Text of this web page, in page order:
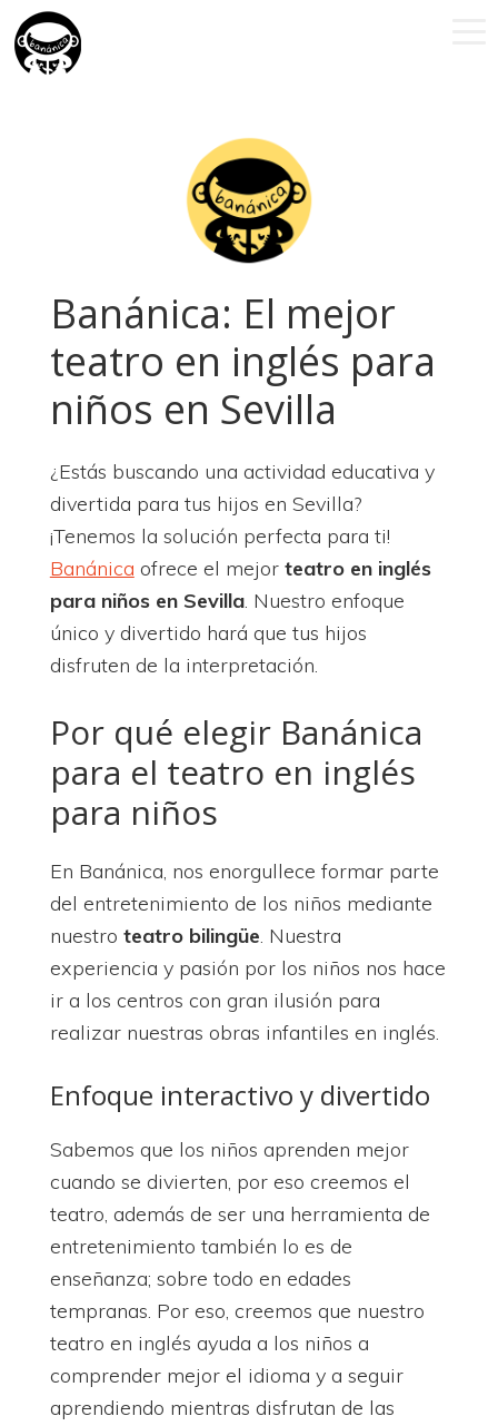
Saltar
Saltar
al
contenido
Saltar
Banánica: El mejor
teatro en inglés para
niños en Sevilla
¿Estás buscando una actividad educativa y
divertida para tus hijos en Sevilla?
¡Tenemos la solución perfecta para ti!
Banánica ofrece el mejor teatro en inglés
para niños en Sevilla. Nuestro enfoque
único y divertido hará que tus hijos
disfruten de la interpretación.
Por qué elegir Banánica
para el teatro en inglés
para niños
En Banánica, nos enorgullece formar parte
del entretenimiento de los niños mediante
nuestro teatro bilingüe. Nuestra
experiencia y pasión por los niños nos hace
ir a los centros con gran ilusión para
realizar nuestras obras infantiles en inglés.
Enfoque interactivo y divertido
Sabemos que los niños aprenden mejor
cuando se divierten, por eso creemos el
teatro, además de ser una herramienta de
entretenimiento también lo es de
enseñanza; sobre todo en edades
tempranas. Por eso, creemos que nuestro
teatro en inglés ayuda a los niños a
comprender mejor el idioma y a seguir
aprendiendo mientras disfrutan de las